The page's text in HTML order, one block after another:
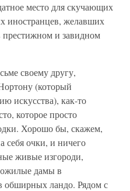
место для скучающих
иностранцев, желавших
престижном и завидном
своему другу,
(который
искусства), как-то
которое просто
Хорошо бы, скажем,
себя очки, и ничего
живые изгороди,
дамы в
обширных ландо. Рядом с